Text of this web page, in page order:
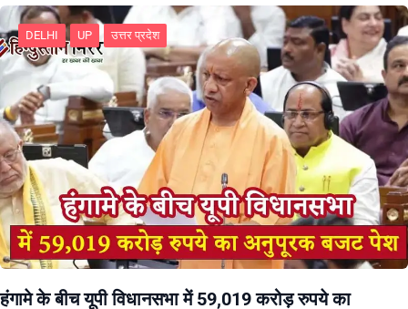
DELHI UP उत्तर प्रदेश
हंगामे के बीच यूपी विधानसभा में 59,019 करोड़ रुपये का